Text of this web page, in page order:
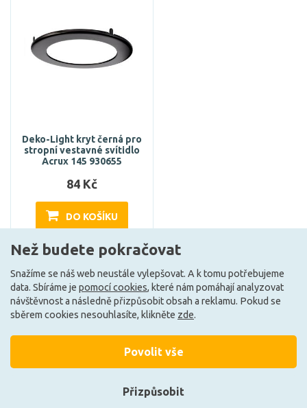
Deko-Light kryt černá pro
stropní vestavné svítidlo
Acrux 145 930655
84 Kč
DO KOŠÍKU
Může být u Vás 17. 8.
Než budete pokračovat
Snažíme se náš web neustále vylepšovat. A k tomu potřebujeme
data. Sbíráme je pomocí cookies, které nám pomáhají analyzovat
návštěvnost a následně přizpůsobit obsah a reklamu. Pokud se
sběrem cookies nesouhlasíte, klikněte zde.
Přizpůsobit
Povolit vše